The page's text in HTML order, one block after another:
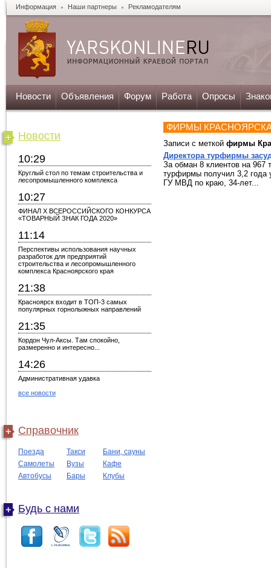
Информация Наши партнеры Рекламодателям
Новости Объявления Форум Работа Опросы
Новости
10:29
Круглый стол по темам строительства и
лесопромышленного комплекса
10:27
ФИНАЛ X ВСЕРОССИЙСКОГО КОНКУРСА
«ТОВАРНЫЙ ЗНАК ГОДА 2020»
11:14
Перспективы использования научных
разработок для предприятий
строительства и лесопромышленного
комплекса Красноярского края
21:38
Красноярск входит в ТОП-3 самых
популярных горнолыжных направлений
21:35
Кордон Чул-Аксы. Там спокойно,
размеренно и интересно...
14:26
Административная удавка
все новости
Справочник
Поезда Такси
Бани, сауны
Самолеты
Вузы
Кафе
Автобусы
Бары Клубы
Будь с нами
ФИРМЫ
Записи с меткой фирмы
Директора турфирмы
За обман 8 клиентов на 967
турфирмы получил 3,2 года
ГУ МВД по краю, 34-лет...